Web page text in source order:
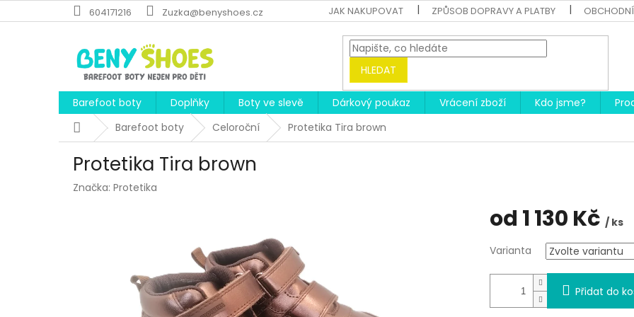
na
604171216 Zuzka@benyshoes.cz JAK NAKUPOVAT ZPŮSOB DOPRAVY A PLATBY OBCHODNÍ
HLEDAT
Barefoot boty Doplňky Boty ve slevě Dárkový poukaz Vrácení zboží Kdo jsme?
DomůBarefoot boty Celoroční Protetika Tira brown
Protetika Tira brown
Značka: Protetika
od 1 130 Kč / ks
cena:
Varianta
Přidat do